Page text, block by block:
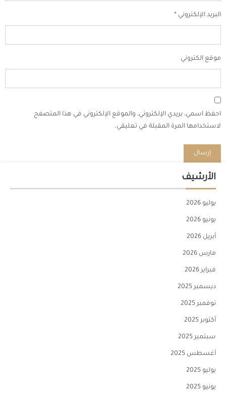
البريد الإلكتروني *
موقع الكتروني
احفظ اسمي، بريدي الإلكتروني، والموقع الإلكتروني في هذا المتصفح
لاستخدامها المرة المقبلة في تعليقي.
الأرشيف
يوليو 2026
يونيو 2026
أبريل 2026
مارس 2026
فبراير 2026
ديسمبر 2025
نوفمبر 2025
أكتوبر 2025
سبتمبر 2025
أغسطس 2025
يوليو 2025
يونيو 2025